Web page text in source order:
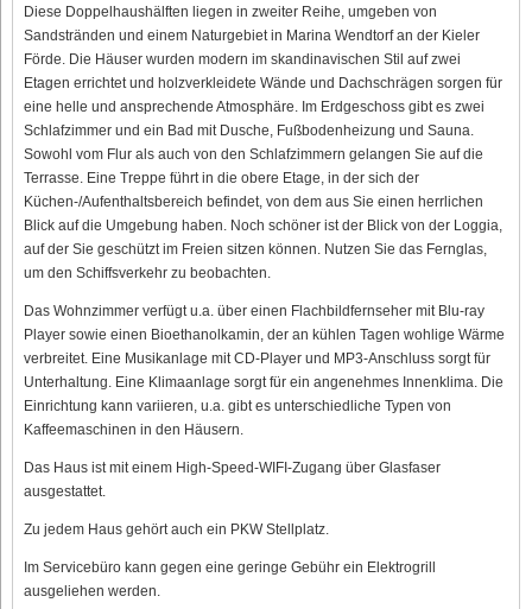
Diese Doppelhaushälften liegen in zweiter Reihe, umgeben von
Sandstränden und einem Naturgebiet in Marina Wendtorf an der Kieler
Förde. Die Häuser wurden modern im skandinavischen Stil auf zwei
Etagen errichtet und holzverkleidete Wände und Dachschrägen sorgen für
eine helle und ansprechende Atmosphäre. Im Erdgeschoss gibt es zwei
Schlafzimmer und ein Bad mit Dusche, Fußbodenheizung und Sauna.
Sowohl vom Flur als auch von den Schlafzimmern gelangen Sie auf die
Terrasse. Eine Treppe führt in die obere Etage, in der sich der
Küchen-/Aufenthaltsbereich befindet, von dem aus Sie einen herrlichen
Blick auf die Umgebung haben. Noch schöner ist der Blick von der Loggia,
auf der Sie geschützt im Freien sitzen können. Nutzen Sie das Fernglas,
um den Schiffsverkehr zu beobachten.
Das Wohnzimmer verfügt u.a. über einen Flachbildfernseher mit Blu-ray
Player sowie einen Bioethanolkamin, der an kühlen Tagen wohlige Wärme
verbreitet. Eine Musikanlage mit CD-Player und MP3-Anschluss sorgt für
Unterhaltung. Eine Klimaanlage sorgt für ein angenehmes Innenklima. Die
Einrichtung kann variieren, u.a. gibt es unterschiedliche Typen von
Kaffeemaschinen in den Häusern.
Das Haus ist mit einem High-Speed-WIFI-Zugang über Glasfaser
ausgestattet.
Zu jedem Haus gehört auch ein PKW Stellplatz.
Im Servicebüro kann gegen eine geringe Gebühr ein Elektrogrill
ausgeliehen werden.